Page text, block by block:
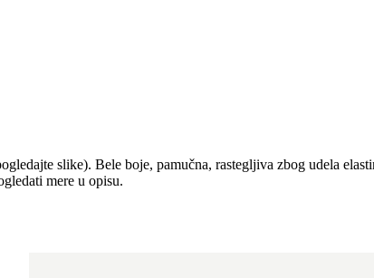
slike). Bele boje, pamučna, rastegljiva zbog udela
mere u opisu.